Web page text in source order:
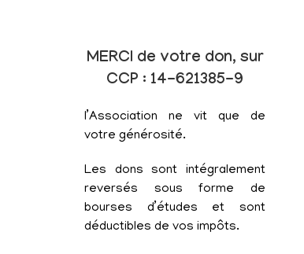
MERCI de votre don, sur
CCP : 14-621385-9
l’Association ne vit que de
votre générosité.
Les dons sont intégralement
reversés sous forme de
bourses d’études et sont
déductibles de vos impôts.